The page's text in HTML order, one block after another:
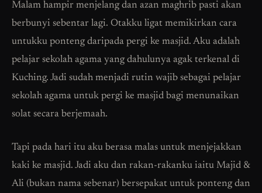
Malam hampir menjelang dan azan maghrib pasti akan
berbunyi sebentar lagi. Otakku ligat memikirkan cara
untukku ponteng daripada pergi ke masjid. Aku adalah
pelajar sekolah agama yang dahulunya agak terkenal di
Kuching. Jadi sudah menjadi rutin wajib sebagai pelajar
sekolah agama untuk pergi ke masjid bagi menunaikan
solat secara berjemaah.
Tapi pada hari itu aku berasa malas untuk menjejakkan
kaki ke masjid. Jadi aku dan rakan-rakanku iaitu Majid &
Ali (bukan nama sebenar) bersepakat untuk ponteng dan